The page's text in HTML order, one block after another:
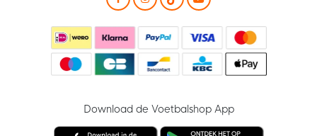
Download de Voetbalshop App